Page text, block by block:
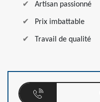
Artisan passionné
Prix imbattable
Travail de qualité